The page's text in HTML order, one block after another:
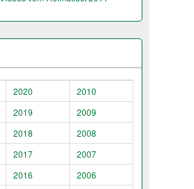
2020
2010
2019
2009
2018
2008
2017
2007
2016
2006